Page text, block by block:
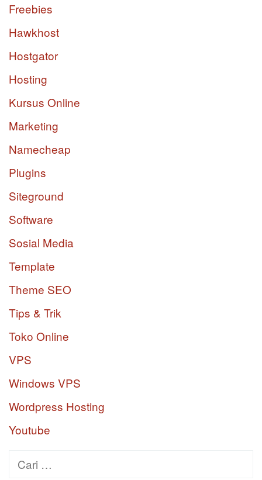
Freebies
Hawkhost
Hostgator
Hosting
Kursus Online
Marketing
Namecheap
Plugins
Siteground
Software
Sosial Media
Template
Theme SEO
Tips & Trik
Toko Online
VPS
Windows VPS
Wordpress Hosting
Youtube
Cari